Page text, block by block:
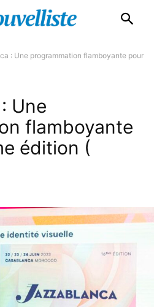
: Une programmation flamboyante pour
Une
flamboyante
édition (